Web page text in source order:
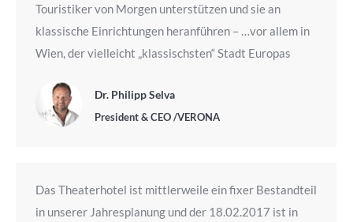
Touristiker von Morgen unterstützen und sie an
klassische Einrichtungen heranführen – …vor allem in
Wien, der vielleicht „klassischsten“ Stadt Europas
Dr. Philipp Selva
President & CEO /VERONA
Das Theaterhotel ist mittlerweile ein fixer Bestandteil
in unserer Jahresplanung und der 18.02.2017 ist in